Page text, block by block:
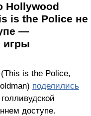
Hollywood
is the Police не
—
игры
is the Police,
поделились
доступе.